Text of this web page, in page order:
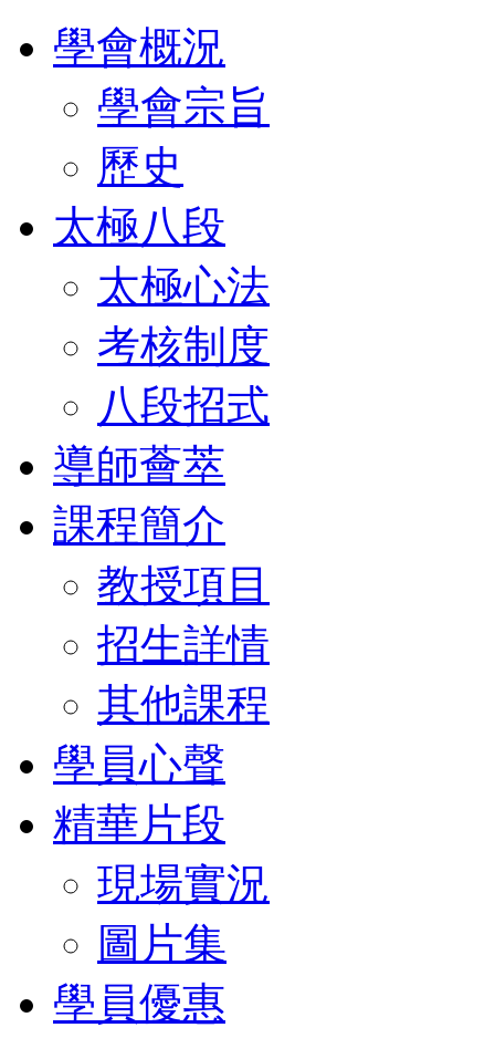
學會概況
學會宗旨
歷史
太極八段
太極心法
考核制度
八段招式
導師薈萃
課程簡介
教授項目
招生詳情
其他課程
學員心聲
精華片段
現場實況
圖片集
學員優惠